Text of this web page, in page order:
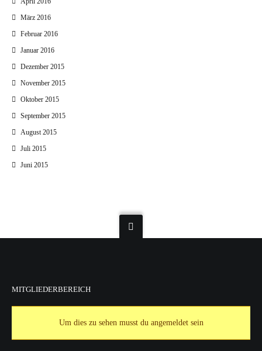
März 2016
Februar 2016
Januar 2016
Dezember 2015
November 2015
Oktober 2015
September 2015
August 2015
Juli 2015
Juni 2015
MITGLIEDERBEREICH
Um dies zu sehen musst du angemeldet sein